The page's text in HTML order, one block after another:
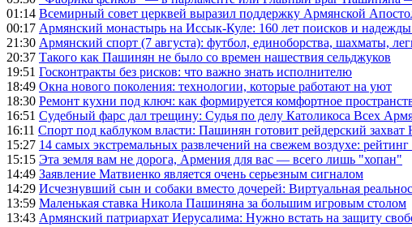
01:14 Всемирный совет церквей выразил поддержку Армянской
00:17 Армянский монастырь на Иссык-Куле: 160 лет поисков и надежды
21:30 Армянский спорт (7 августа): футбол, единоборства, шахматы,
20:37 Такого как Пашинян не было со времен нашествия сельджуков
19:51 Госконтракты без рисков: что важно знать исполнителю
18:49 Окна нового поколения: технологии, которые работают на уют
18:30 Ремонт кухни под ключ: как формируется комфортное
16:51 Судебный фарс дал трещину: Судья по делу Католикоса Всех
16:11 Спорт под каблуком власти: Пашинян готовит рейдерский
15:27 14 самых экстремальных развлечений на свежем воздухе:
15:15 Эта земля вам не дорога, Армения для вас — всего лишь "хопан"
14:49 Заявление Матвиенко является очень серьезным сигналом
14:29 Исчезнувший сын и собаки вместо дочерей: Виртуальная
13:59 Маленькая ставка Никола Пашиняна за большим игровым столом
13:43 Армянский патриархат Иерусалима: Нужно встать на защиту